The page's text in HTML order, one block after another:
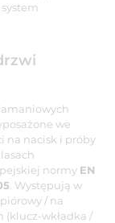
we
na nacisk i próby
normy EN
. Występują w
/ na
(klucz-wkładka /